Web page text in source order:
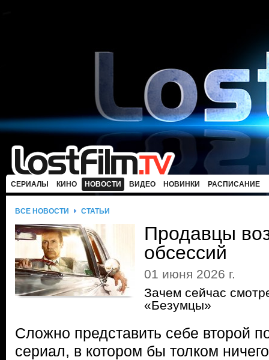
СЕРИАЛЫ КИНО НОВОСТИ ВИДЕО НОВИНКИ РАСПИСАНИЕ
ВСЕ НОВОСТИ СТАТЬИ
Продавцы
обсессий
01 июня 2026 г.
Зачем сейчас
«Безумцы»
Сложно представить себе второй
сериал, в котором бы толком